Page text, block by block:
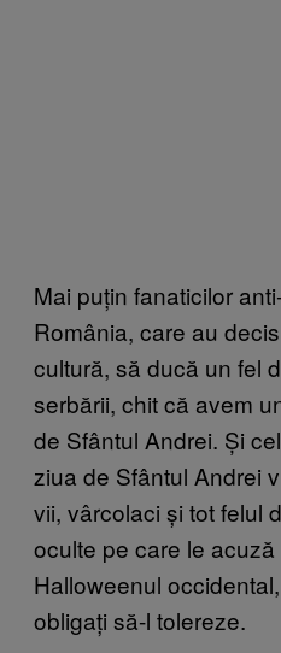
Mai puțin fanaticilor
România, care au
cultură, să ducă un fel
serbării, chit că avem
de Sfântul Andrei. Și
ziua de Sfântul Andrei
vii, vârcolaci și tot felul
oculte pe care le
Halloweenul
obligați să-l tolereze.